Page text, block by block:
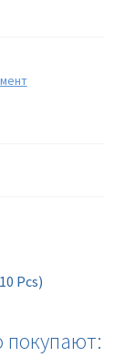
Pcs)
покупают: